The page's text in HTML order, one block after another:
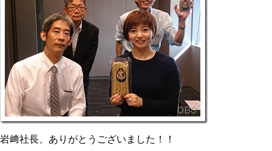
岩﨑社長、ありがとうございました！！